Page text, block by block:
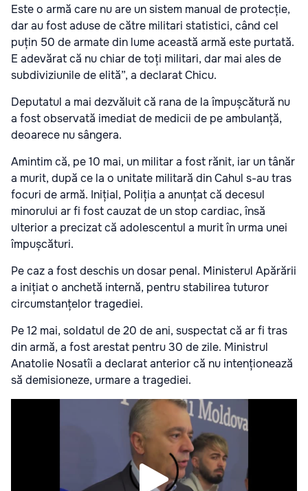
Este o armă care nu are un sistem manual de protecție,
dar au fost aduse de către militari statistici, când cel
puțin 50 de armate din lume această armă este purtată.
E adevărat că nu chiar de toți militari, dar mai ales de
subdiviziunile de elită”, a declarat Chicu.
Deputatul a mai dezvăluit că rana de la împușcătură nu
a fost observată imediat de medicii de pe ambulanță,
deoarece nu sângera.
Amintim că, pe 10 mai, un militar a fost rănit, iar un tânăr
a murit, după ce la o unitate militară din Cahul s-au tras
focuri de armă. Inițial, Poliția a anunțat că decesul
minorului ar fi fost cauzat de un stop cardiac, însă
ulterior a precizat că adolescentul a murit în urma unei
împușcături.
Pe caz a fost deschis un dosar penal. Ministerul Apărării
a inițiat o anchetă internă, pentru stabilirea tuturor
circumstanțelor tragediei.
Pe 12 mai, soldatul de 20 de ani, suspectat că ar fi tras
din armă, a fost arestat pentru 30 de zile. Ministrul
Anatolie Nosatîi a declarat anterior că nu intenționează
să demisioneze, urmare a tragediei.